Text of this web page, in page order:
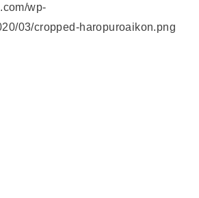
wp-
03/cropped-haropuroaikon.png